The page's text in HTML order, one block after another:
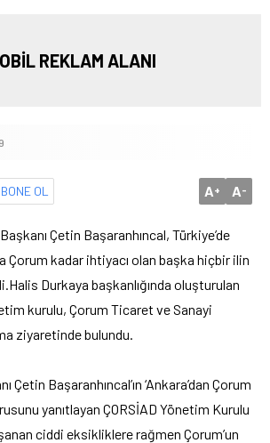
REKLAM ALANI
OL A+ A-
Çetin Başaranhıncal, Türkiye’de
Çorum kadar ihtiyacı olan başka hiçbir ilin
Halis Durkaya başkanlığında oluşturulan
kurulu, Çorum Ticaret ve Sanayi
ziyaretinde bulundu.
Çetin Başaranhıncal’ın ‘Ankara’dan Çorum
yanıtlayan ÇORSİAD Yönetim Kurulu
ciddi eksikliklere rağmen Çorum’un